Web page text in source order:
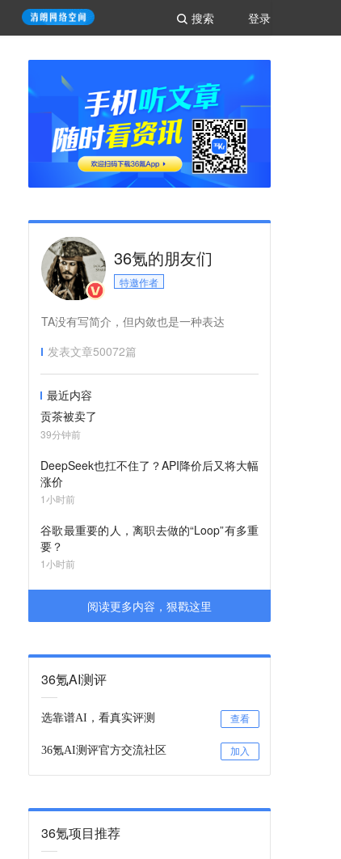
登录
搜索
36氪的朋友们
特邀作者
TA没有写简介，但内敛也是一种表达
发表文章50072篇
最近内容
贡茶被卖了
39分钟前
DeepSeek也扛不住了？API降价后又将大幅
涨价
1小时前
谷歌最重要的人，离职去做的“Loop”有多重
要？
1小时前
阅读更多内容，狠戳这里
36氪AI测评
选靠谱AI，看真实评测 查看
36氪AI测评官方交流社区 加入
36氪项目推荐